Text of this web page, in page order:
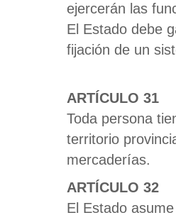
ejercerán las
El Estado debe
fijación de un
ARTÍCULO 31
Toda persona
territorio
mercaderías.
ARTÍCULO 32
El Estado